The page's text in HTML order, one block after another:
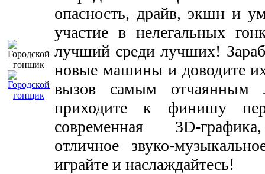
опасность, драйв, экшн и
участие в нелегальных
лучший среди лучших!
новые машины и доводите
вызов самым отчаянным
приходите к финишу
современная 3D-
отличное звуко-
играйте и наслаждайтесь!